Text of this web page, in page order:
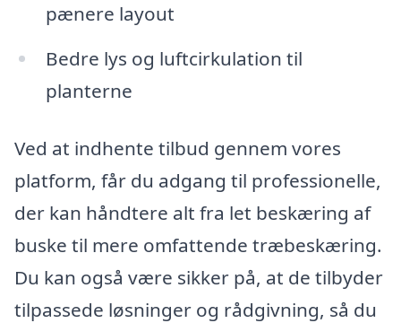
pænere layout
Bedre lys og luftcirkulation til
planterne
Ved at indhente tilbud gennem vores
platform, får du adgang til professionelle,
der kan håndtere alt fra let beskæring af
buske til mere omfattende træbeskæring.
Du kan også være sikker på, at de tilbyder
tilpassede løsninger og rådgivning, så du